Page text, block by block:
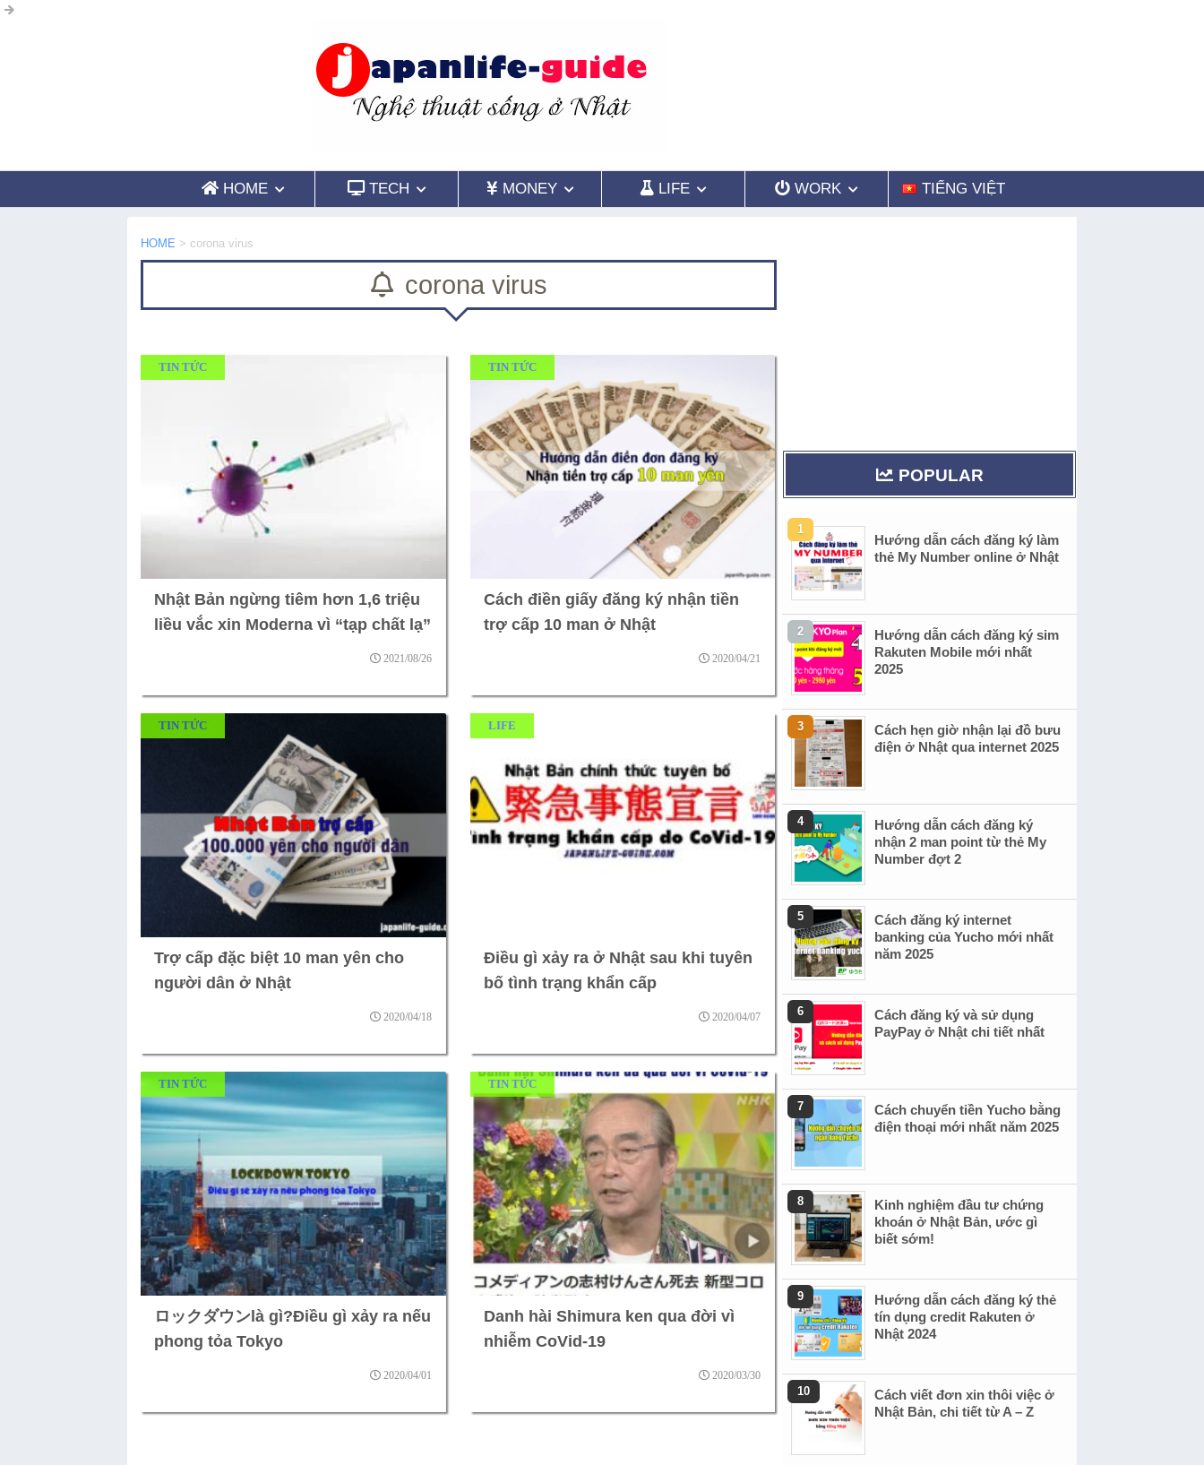
HOME TECH MONEY LIFE WORK TIẾNG VIỆT
HOME > corona virus
corona virus
TIN TỨC
Nhật Bản ngừng tiêm hơn 1,6 triệu
liều vắc xin Moderna vì “tạp chất lạ”
2021/08/26
TIN TỨC
Cách điền giấy đăng ký nhận tiền
trợ cấp 10 man ở Nhật
2020/04/21
TIN TỨC
Trợ cấp đặc biệt 10 man yên cho
người dân ở Nhật
2020/04/18
LIFE
Điều gì xảy ra ở Nhật sau khi tuyên
bố tình trạng khẩn cấp
2020/04/07
TIN TỨC
ロックダウンlà gì?Điều gì xảy ra nếu
phong tỏa Tokyo
2020/04/01
TIN TỨC
Danh hài Shimura ken qua đời vì
nhiễm CoVid-19
2020/03/30
POPULAR
Hướng dẫn cách đăng ký làm
thẻ My Number online ở Nhật
Hướng dẫn cách đăng ký sim
Rakuten Mobile mới nhất
2025
Cách hẹn giờ nhận lại đồ bưu
điện ở Nhật qua internet 2025
Hướng dẫn cách đăng ký
nhận 2 man point từ thẻ My
Number đợt 2
Cách đăng ký internet
banking của Yucho mới nhất
năm 2025
Cách đăng ký và sử dụng
PayPay ở Nhật chi tiết nhất
Cách chuyển tiền Yucho bằng
điện thoại mới nhất năm 2025
Kinh nghiệm đầu tư chứng
khoán ở Nhật Bản, ước gì
biết sớm!
Hướng dẫn cách đăng ký thẻ
tín dụng credit Rakuten ở
Nhật 2024
Cách viết đơn xin thôi việc ở
Nhật Bản, chi tiết từ A – Z